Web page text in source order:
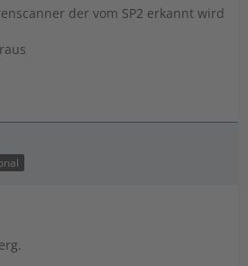
der vom SP2 erkannt wird